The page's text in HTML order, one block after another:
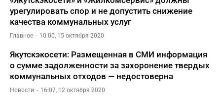
урегулировать спор и не допустить снижение
качества коммунальных услуг
Главное 10:00, 15 октября 2020
Якутскэкосети: Размещенная в СМИ информация
о сумме задолженности за захоронение твердых
коммунальных отходов — недостоверна
Новости 16:07, 12 октября 2020